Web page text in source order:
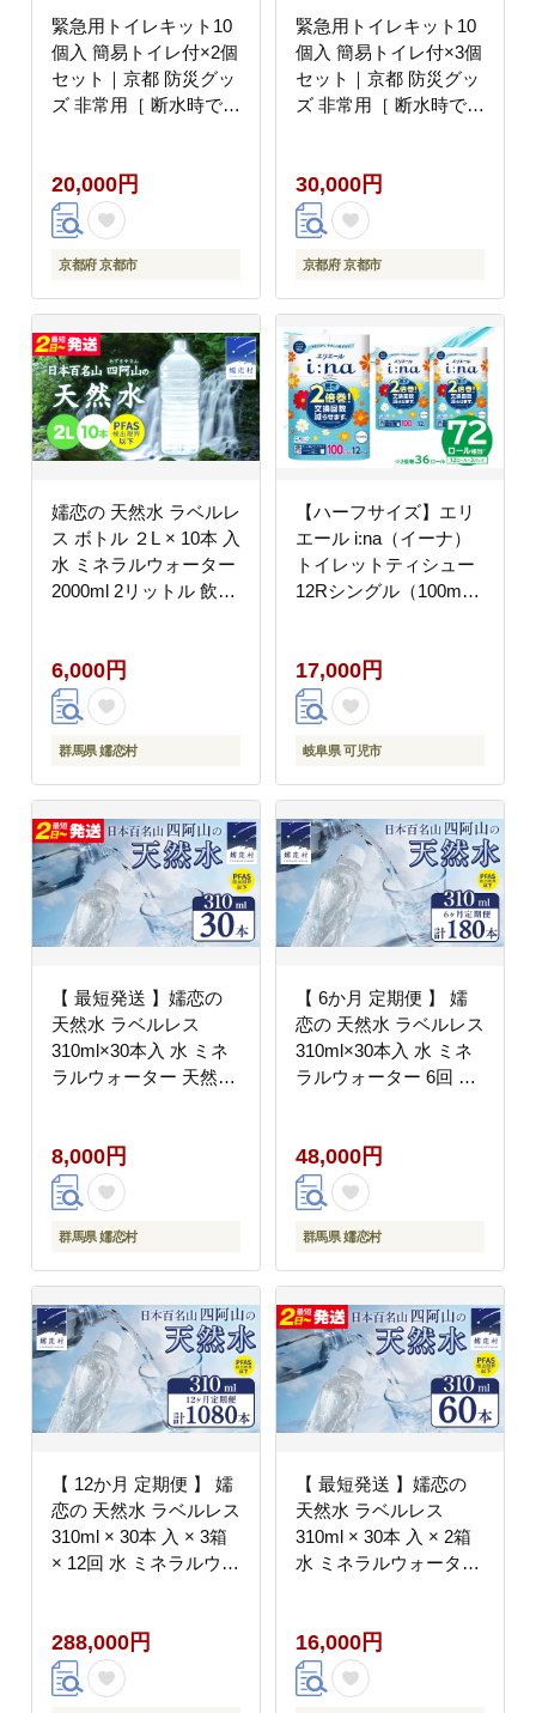
緊急用トイレキット10
個入 簡易トイレ付×2個
セット｜京都 防災グッ
ズ 非常用［ 断水時でも
キット 簡易トイレ 人気
おすすめ 災害用 凝固剤
排泄袋 備蓄品 豪雨 地
震 台風 断水 洪水 災害
］
20,000円
京都府 京都市
緊急用トイレキット10
個入 簡易トイレ付×3個
セット｜京都 防災グッ
ズ 非常用［ 断水時でも
キット 簡易トイレ 人気
おすすめ 災害用 凝固剤
排泄袋 備蓄品 豪雨 地
震 台風 断水 洪水 災害
］
30,000円
京都府 京都市
嬬恋の 天然水 ラベルレ
ス ボトル ２L × 10本 入
水 ミネラルウォーター
2000ml 2リットル 飲料
ペットボトル 防災 工場
直送 箱買い まとめ買い
国産 防災 嬬恋銘水 日
用品 [BA001tu]
6,000円
群馬県 嬬恋村
【ハーフサイズ】エリ
エール i:na（イーナ）
トイレットティシュー
12Rシングル（100m
パー 2倍 巻 エコ フロ
ーラル 日用品 トイレ
香り付き 新生活 備蓄
防災 消耗品 生活雑貨
【0095-024】
17,000円
岐阜県 可児市
【 最短発送 】嬬恋の
天然水 ラベルレス
310ml×30本入 水 ミネ
ラルウォーター 天然水
ペットボトル 防災 工場
直送 箱買い まとめ買い
国産 嬬恋銘水 日用品
[BA005tu]
8,000円
群馬県 嬬恋村
【 6か月 定期便 】 嬬
恋の 天然水 ラベルレス
310ml×30本入 水 ミネ
ラルウォーター 6回 定
ク 備蓄用 ペットボトル
防災 工場直送 箱買い
まとめ買い 国産 嬬恋銘
水 日用品 [BA007tu]
48,000円
群馬県 嬬恋村
【 12か月 定期便 】 嬬
恋の 天然水 ラベルレス
310ml × 30本 入 × 3箱
× 12回 水 ミネラルウォ
リングストック 備蓄用
ペットボトル 防災 工場
直送 箱買い まとめ買い
288,000円
【 最短発送 】嬬恋の
天然水 ラベルレス
310ml × 30本 入 × 2箱
水 ミネラルウォーター
蓄用 ペットボトル 防災
工場直送 箱買い まとめ
買い 国産 嬬恋銘水 日
16,000円